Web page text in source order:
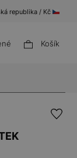
republika / Kč
Košík